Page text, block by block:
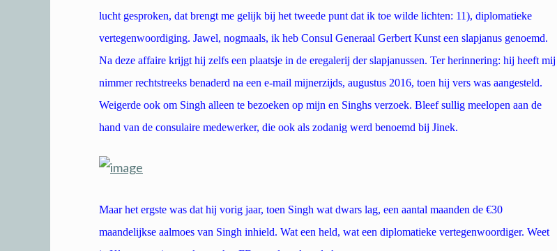
lucht gesproken, dat brengt me gelijk bij het tweede punt dat ik toe wilde lichten: 11), diplomatieke
vertegenwoordiging. Jawel, nogmaals, ik heb Consul Generaal Gerbert Kunst een slapjanus genoemd.
Na deze affaire krijgt hij zelfs een plaatsje in de eregalerij der slapjanussen. Ter herinnering: hij heeft mij
nimmer rechtstreeks benaderd na een e-mail mijnerzijds, augustus 2016, toen hij vers was aangesteld.
Weigerde ook om Singh alleen te bezoeken op mijn en Singhs verzoek. Bleef sullig meelopen aan de
hand van de consulaire medewerker, die ook als zodanig werd benoemd bij Jinek.
Maar het ergste was dat hij vorig jaar, toen Singh wat dwars lag, een aantal maanden de €30
maandelijkse aalmoes van Singh inhield. Wat een held, wat een diplomatieke vertegenwoordiger. Weet